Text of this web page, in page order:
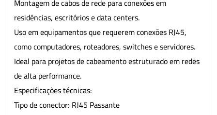
Montagem de cabos de rede para conexões em
residências, escritórios e data centers.
Uso em equipamentos que requerem conexões RJ45,
como computadores, roteadores, switches e servidores.
Ideal para projetos de cabeamento estruturado em redes
de alta performance.
Especificações técnicas:
Tipo de conector: RJ45 Passante